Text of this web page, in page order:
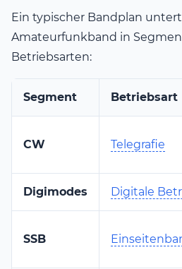
Ein typischer Bandplan
Amateurfunkband in
Betriebsarten:
Segment Betriebsart
CW Telegrafie
Digimodes Digitale
SSB